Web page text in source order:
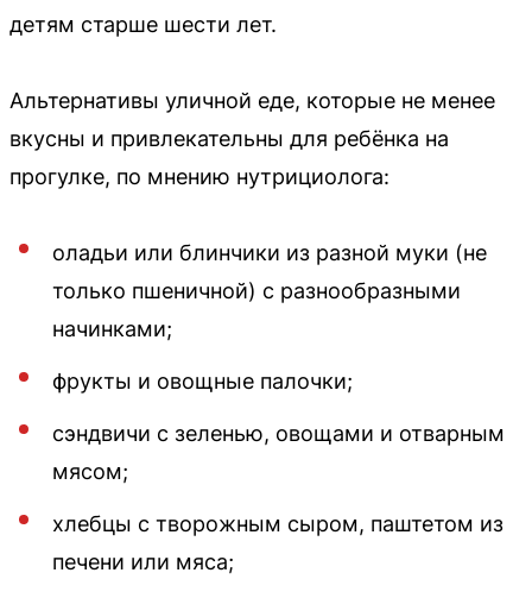
детям старше шести лет.
Альтернативы уличной еде, которые не менее
вкусны и привлекательны для ребёнка на
прогулке, по мнению нутрициолога:
оладьи или блинчики из разной муки (не
только пшеничной) с разнообразными
начинками;
фрукты и овощные палочки;
сэндвичи с зеленью, овощами и отварным
мясом;
хлебцы с творожным сыром, паштетом из
печени или мяса;